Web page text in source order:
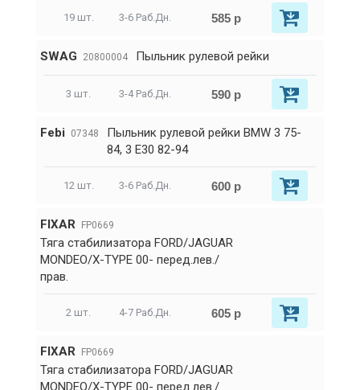
19 шт. 3-6 Раб.Дн. 585 р
SWAG 20800004 Пыльник рулевой рейки
3 шт. 3-4 Раб.Дн. 590 р
Febi 07348
Пыльник рулевой рейки BMW 3 75-
84, 3 E30 82-94
12 шт. 3-6 Раб.Дн. 600 р
FIXAR FP0669
Тяга стабилизатора FORD/JAGUAR
MONDEO/X-TYPE 00- перед.лев./
прав.
2 шт. 4-7 Раб.Дн. 605 р
FIXAR FP0669
Тяга стабилизатора FORD/JAGUAR
MONDEO/X-TYPE 00- перед.лев./